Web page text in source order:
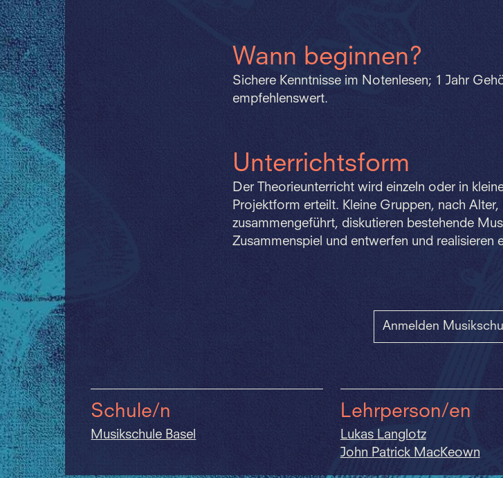
Wann beginnen?
Sichere Kenntnisse im Notenlesen; 1 Jahr
empfehlenswert.
Unterrichtsform
Der Theorieunterricht wird einzeln oder in
Projektform erteilt. Kleine Gruppen, nach
zusammengeführt, diskutieren bestehende
Zusammenspiel und entwerfen und realisieren
Anmelden
Schule/n
Musikschule Basel
Lehrperson/en
Lukas Langlotz
John Patrick MacKeown